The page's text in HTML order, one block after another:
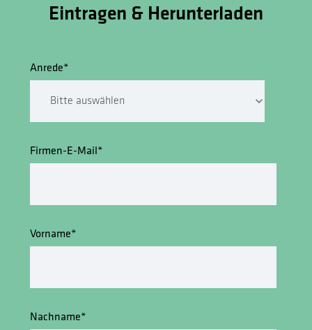
Eintragen & Herunterladen
Anrede*
Firmen-E-Mail*
Vorname*
Nachname*